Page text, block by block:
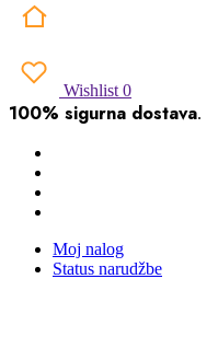
Wishlist 0
100% sigurna dostava.
Moj nalog
Status narudžbe